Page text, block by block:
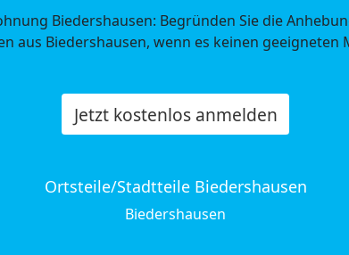
Biedershausen: Begründen Sie die
aus Biedershausen, wenn es keinen geeigneten
Jetzt kostenlos anmelden
Ortsteile/Stadtteile Biedershausen
Biedershausen